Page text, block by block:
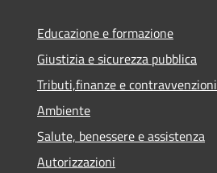
Educazione e formazione
Giustizia e sicurezza pubblica
Tributi,finanze e contravvenzioni
Ambiente
Salute, benessere e assistenza
Autorizzazioni